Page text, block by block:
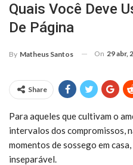
Quais Você Deve
De Página
By Matheus Santos On 29 abr,
Share
Para aqueles que cultivam o
intervalos dos compromissos,
momentos de sossego em
inseparável.